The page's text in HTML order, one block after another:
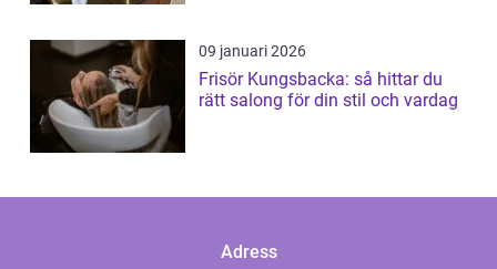
09 januari 2026
Frisör Kungsbacka: så hittar du
rätt salong för din stil och vardag
Adress